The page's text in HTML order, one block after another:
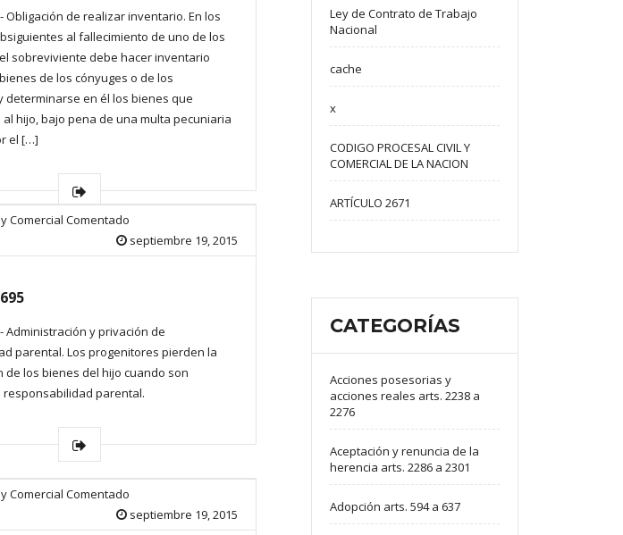
Obligación de realizar inventario. En los
al fallecimiento de uno de los
sobreviviente debe hacer inventario
de los cónyuges o de los
determinarse en él los bienes que
hijo, bajo pena de una multa pecuniaria
el […]
Comercial Comentado
septiembre 19, 2015
Administración y privación de
parental. Los progenitores pierden la
de los bienes del hijo cuando son
responsabilidad parental.
Comercial Comentado
septiembre 19, 2015
Ley de Contrato de Trabajo
Nacional
cache
x
CODIGO PROCESAL CIVIL Y
COMERCIAL DE LA NACION
ARTÍCULO 2671
CATEGORÍAS
Acciones posesorias y
acciones reales arts. 2238 a
2276
Aceptación y renuncia de la
herencia arts. 2286 a 2301
Adopción arts. 594 a 637